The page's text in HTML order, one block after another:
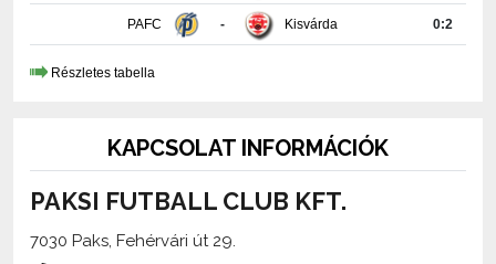
Részletes tabella
PAKSI FUTBALL CLUB KFT.
7030 Paks, Fehérvári út 29.